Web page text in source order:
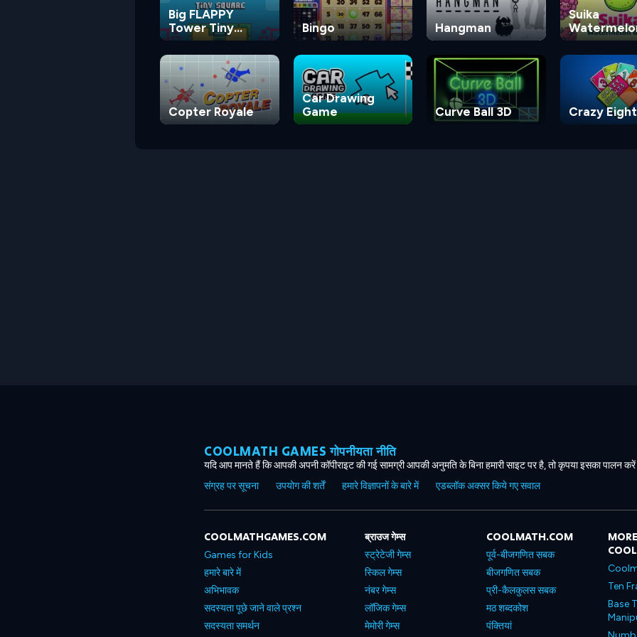
Big FLAPPY
Tower Tiny
Square
Bingo Hangman
Suika
Game
Copter Royale
Car Drawing
Game
Curve Ball 3D Crazy
COOLMATH GAMES गोपनीयता नीति
यदि आप मानते हैं कि आपकी अपनी कॉपीराइट की गई सामग्री आपकी अनुमति के बिना हमारी साइट पर है, तो कृपया इसका पालन करें
संग्रह पर सूचना
उपयोग की शर्तें हमारे विज्ञापनों के बारे में एडब्लॉक अक्सर किये गए सवाल
COOLMATHGAMES.COM
Games for Kids
हमारे बारे में
अभिभावक
सदस्यता पूछे जाने वाले प्रश्न
सदस्यता समर्थन
ब्राउज गेम्स
स्ट्रेटेजी गेम्स
स्किल गेम्स
नंबर गेम्स
लॉजिक गेम्स
मेमोरी गेम्स
COOLMATH.COM
पूर्व-बीजगणित सबक
बीजगणित सबक
प्री-कैलकुलस सबक
मठ शब्दकोश
पंक्तियां
Ten
Base